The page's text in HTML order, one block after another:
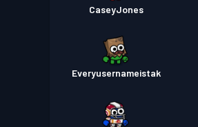
CaseyJones
Everyusernameistak